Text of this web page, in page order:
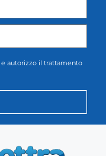
e autorizzo il trattamento